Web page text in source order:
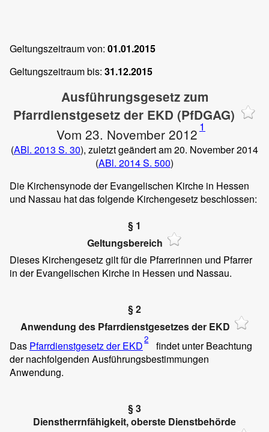
Geltungszeitraum von: 01.01.2015
Geltungszeitraum bis: 31.12.2015
Ausführungsgesetz zum
Pfarrdienstgesetz der EKD (PfDGAG)
Vom 23. November 2012 1
(ABl. 2013 S. 30), zuletzt geändert am 20. November 2014
(ABl. 2014 S. 500)
Die Kirchensynode der Evangelischen Kirche in Hessen
und Nassau hat das folgende Kirchengesetz beschlossen:
§ 1
Geltungsbereich
Dieses Kirchengesetz gilt für die Pfarrerinnen und Pfarrer
in der Evangelischen Kirche in Hessen und Nassau.
§ 2
Anwendung des Pfarrdienstgesetzes der EKD
Das Pfarrdienstgesetz der EKD2
findet unter Beachtung
der nachfolgenden Ausführungsbestimmungen
Anwendung.
§ 3
Dienstherrnfähigkeit, oberste Dienstbehörde